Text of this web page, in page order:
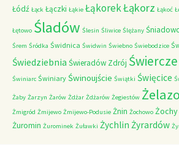
Łódź Łąck Łączki Łąkie ŁąkorekŁąkorz Łąkoć
Łętowo Śladów Ślesin Śliwice Ślężany
Śrem Śródka Świdnica Świdwin Świebno Świebodzice
Świedziebnia Świeradów Zdrój Świercze
Świniarc Świniary Świnoujście Świątki Święcice
Żaby Żarzyn Żarów Żdżar Żdżarów Żegiestów
Żmigród Żmijewo Żmijewo-Podusie Żnin Żochowo Żochy
Żuromin Żurominek Żuławki Żychlin Żyrardów